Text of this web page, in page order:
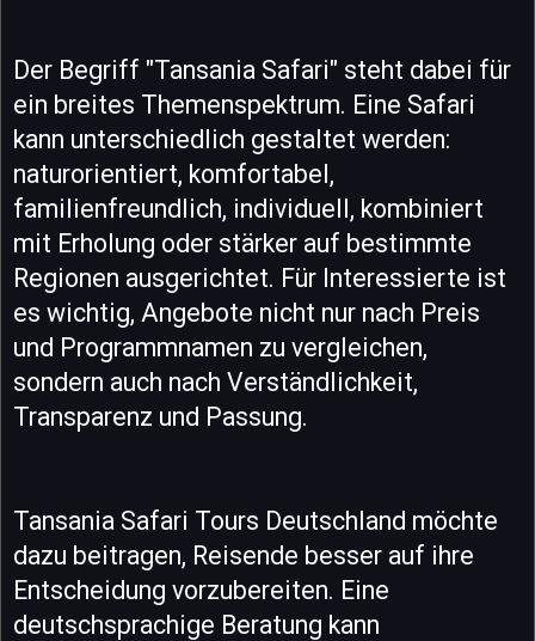
Der Begriff "Tansania Safari" steht dabei für
ein breites Themenspektrum. Eine Safari
kann unterschiedlich gestaltet werden:
naturorientiert, komfortabel,
familienfreundlich, individuell, kombiniert
mit Erholung oder stärker auf bestimmte
Regionen ausgerichtet. Für Interessierte ist
es wichtig, Angebote nicht nur nach Preis
und Programmnamen zu vergleichen,
sondern auch nach Verständlichkeit,
Transparenz und Passung.
Tansania Safari Tours Deutschland möchte
dazu beitragen, Reisende besser auf ihre
Entscheidung vorzubereiten. Eine
deutschsprachige Beratung kann